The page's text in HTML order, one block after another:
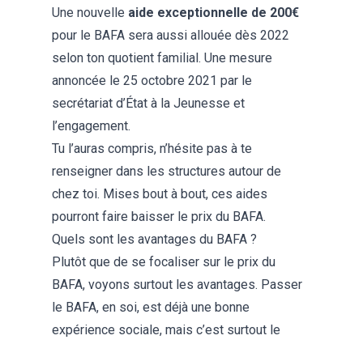
Une nouvelle aide exceptionnelle de 200€
pour le BAFA sera aussi allouée dès 2022
selon ton quotient familial. Une mesure
annoncée le 25 octobre 2021 par le
secrétariat d’État à la Jeunesse et
l’engagement.
Tu l’auras compris, n’hésite pas à te
renseigner dans les structures autour de
chez toi. Mises bout à bout, ces aides
pourront faire baisser le prix du BAFA.
Quels sont les avantages du BAFA ?
Plutôt que de se focaliser sur le prix du
BAFA, voyons surtout les avantages. Passer
le BAFA, en soi, est déjà une bonne
expérience sociale, mais c’est surtout le